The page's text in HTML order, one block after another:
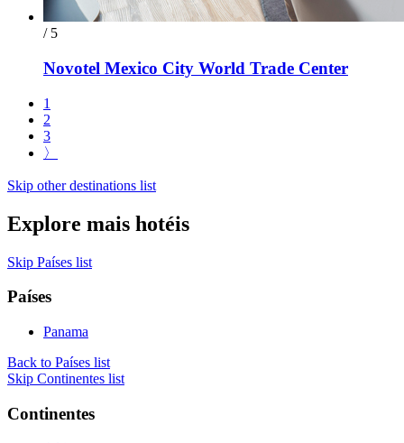
/ 5
Novotel Mexico City World Trade Center
1
2
3
〉
Skip other destinations list
Explore mais hotéis
Skip Países list
Países
Panama
Back to Países list
Skip Continentes list
Continentes